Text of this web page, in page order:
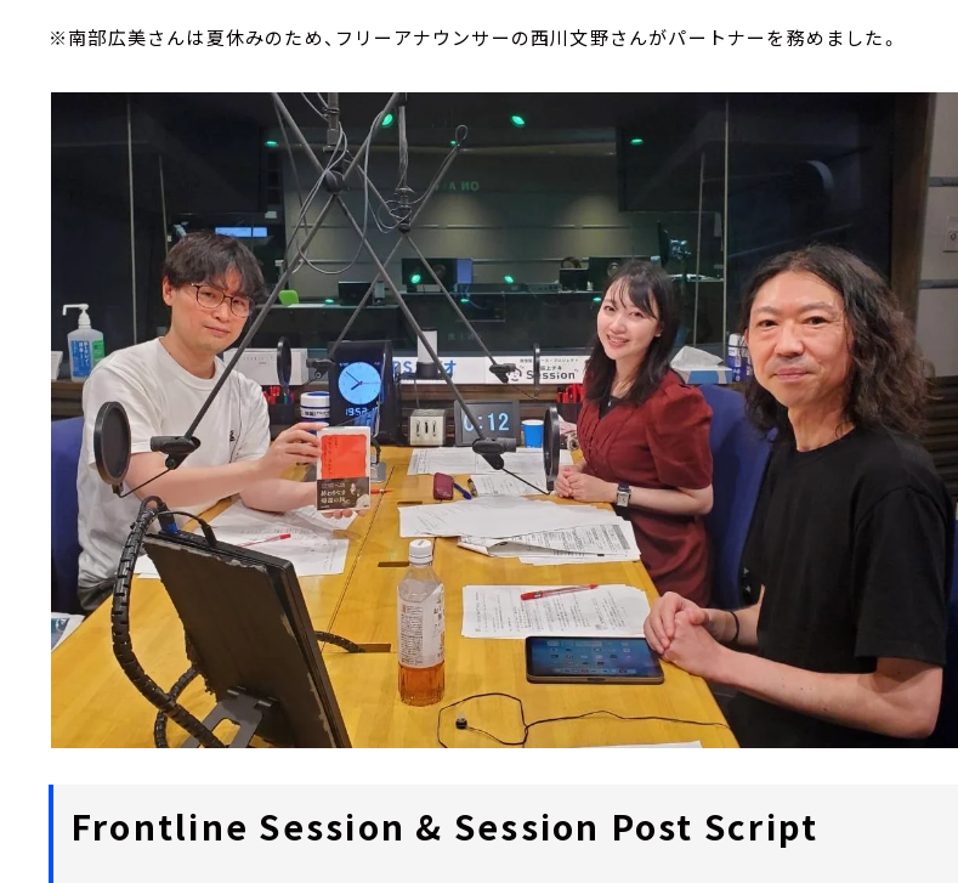
※南部広美さんは夏休みのため、フリーアナウンサーの西川文野さんがパートナーを務めました。
Frontline Session & Session Post Script